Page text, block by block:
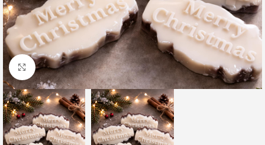
Click to enlarge